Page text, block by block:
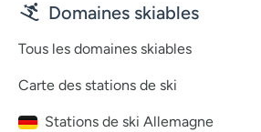
Domaines skiables
Tous les domaines skiables
Carte des stations de ski
Stations de ski Allemagne